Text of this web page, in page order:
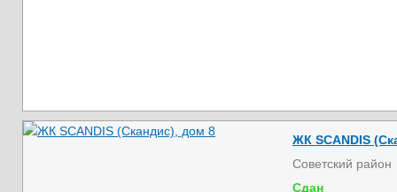
ЖК SCANDIS
Советский район
Сдан